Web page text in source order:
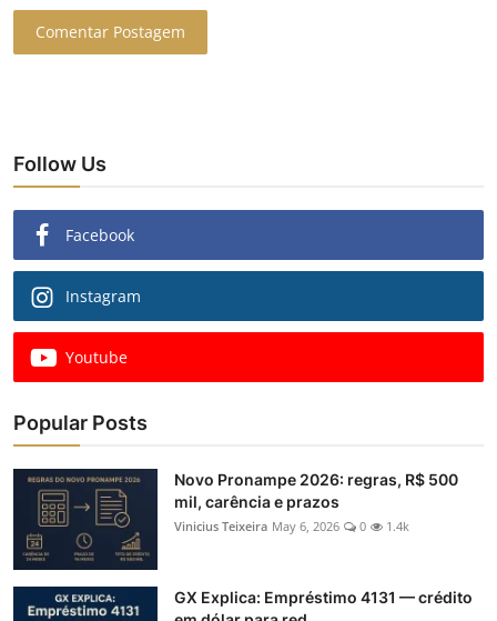
Comentar Postagem
Follow Us
Facebook
Instagram
Youtube
Popular Posts
Novo Pronampe 2026: regras, R$ 500
mil, carência e prazos
Vinicius Teixeira May 6, 2026 0 1.4k
GX Explica: Empréstimo 4131 — crédito